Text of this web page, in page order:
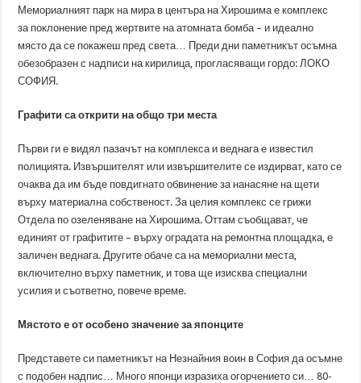
Мемориалният парк на мира в центъра на Хирошима е комплекс
за поклонение пред жертвите на атомната бомба – и идеално
място да се покажеш пред света… Преди дни паметникът осъмна
обезобразен с надписи на кирилица, прогласяващи гордо: ЛОКО
СОФИЯ.
Графити са открити на общо три места
Първи ги е видял пазачът на комплекса и веднага е известил
полицията. Извършителят или извършителите се издирват, като се
очаква да им бъде повдигнато обвинение за нанасяне на щети
върху материална собственост. За целия комплекс се грижи
Отдела по озеленяване на Хирошима. Оттам съобщават, че
единият от графитите – върху оградата на ремонтна площадка, е
заличен веднага. Другите обаче са на мемориални места,
включително върху паметник, и това ще изисква специални
усилия и съответно, повече време.
Мястото е от особено значение за японците
Представете си паметникът на Незнайния воин в София да осъмне
с подобен надпис… Много японци изразиха огорчението си… 80-